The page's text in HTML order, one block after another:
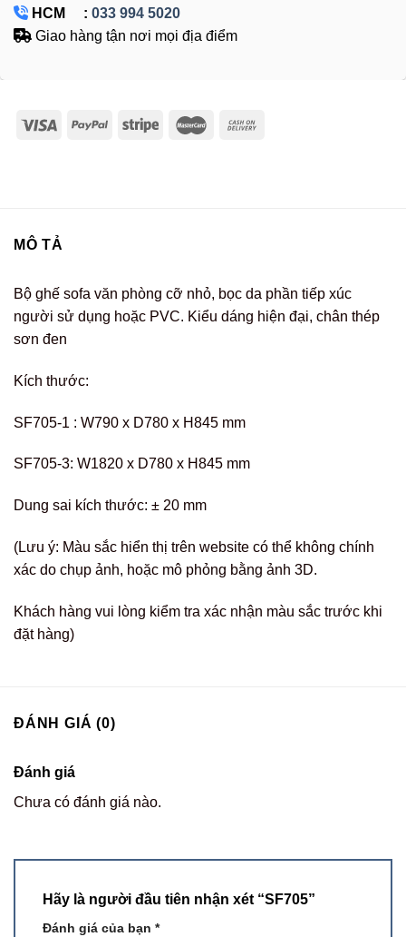
HCM : 033 994 5020
Giao hàng tận nơi mọi địa điểm
MÔ TẢ
Bộ ghế sofa văn phòng cỡ nhỏ, bọc da phần tiếp xúc
người sử dụng hoặc PVC. Kiểu dáng hiện đại, chân thép
sơn đen
Kích thước:
SF705-1 : W790 x D780 x H845 mm
SF705-3: W1820 x D780 x H845 mm
Dung sai kích thước: ± 20 mm
(Lưu ý: Màu sắc hiển thị trên website có thể không chính
xác do chụp ảnh, hoặc mô phỏng bằng ảnh 3D.
Khách hàng vui lòng kiểm tra xác nhận màu sắc trước khi
đặt hàng)
ĐÁNH GIÁ (0)
Đánh giá
Chưa có đánh giá nào.
Hãy là người đầu tiên nhận xét “SF705”
Đánh giá của bạn *